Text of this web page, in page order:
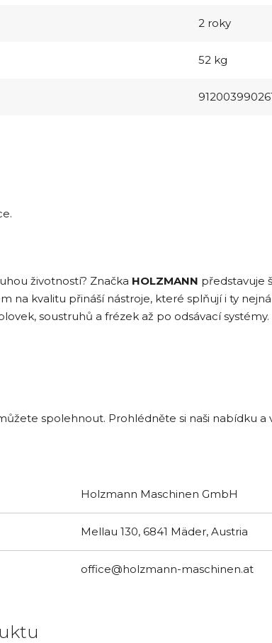
2 roky
52 kg
životností? Značka HOLZMANN představuje
na kvalitu přináší nástroje, které splňují i ty
soustruhů a frézek až po odsávací systémy.
spolehnout. Prohlédněte si naši nabídku
Holzmann Maschinen GmbH
Mellau 130, 6841 Mäder, Austria
office@holzmann-maschinen.at